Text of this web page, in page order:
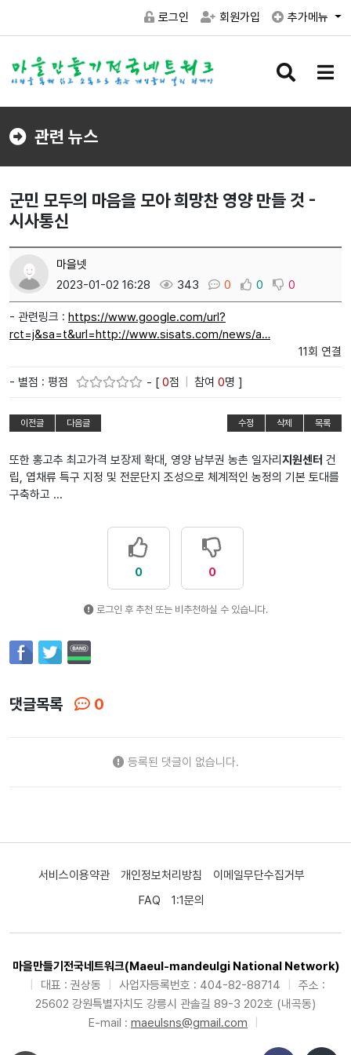
로그인 회원가입 추가메뉴
검
버
메
버
관련 뉴스
군민 모두의 마음을 모아 희망찬 영양 만들 것 -
시사통신
마을넷
2023-01-02 16:28
343 0 0 0
- 관련링크 : https://www.google.com/url?
rct=j&sa=t&url=http://www.sisats.com/news/a…
11회 연결
- 별점 : 평점 - [ 0점 참여 0명 ]
이전글 다음글 수정 삭제 목록
또한 홍고추 최고가격 보장제 확대, 영양 남부권 농촌 일자리 지원센터 건
립, 엽채류 특구 지정 및 전문단지 조성으로 체계적인 농정의 기본 토대를
구축하고 ...
0 0
로그인 후 추천 또는 비추천하실 수 있습니다.
댓글목록 0
등록된 댓글이 없습니다.
서비스이용약관 개인정보처리방침
이메일무단수집거부
FAQ
1:1문의
마을만들기전국네트워크(Maeul-mandeulgi National Network)
대표 : 권상동 사업자등록번호 : 404-82-88714
주소 :
25602 강원특별자치도 강릉시 관솔길 89-3 202호 (내곡동)
E-mail : maeulsns@gmail.com